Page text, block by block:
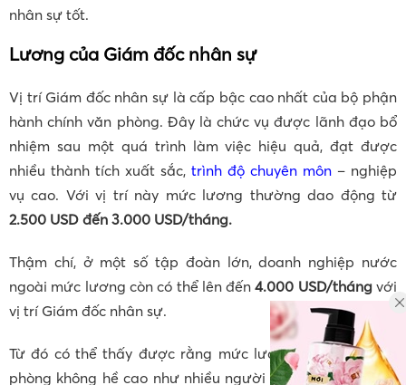
nhân sự tốt.
Lương của Giám đốc nhân sự
Vị trí Giám đốc nhân sự là cấp bậc cao nhất của bộ phận
hành chính văn phòng. Đây là chức vụ được lãnh đạo bổ
nhiệm sau một quá trình làm việc hiệu quả, đạt được
nhiều thành tích xuất sắc, trình độ chuyên môn – nghiệp
vụ cao. Với vị trí này mức lương thường dao động từ
2.500 USD đến 3.000 USD/tháng.
Thậm chí, ở một số tập đoàn lớn, doanh nghiệp nước
ngoài mức lương còn có thể lên đến4.000 USD/thángvới
vị trí Giám đốc nhân sự.
Từ đó có thể thấy được rằng mức lương nhân viên văn
phòng không hề cao như nhiều người đã lầm tưởng. Tuy